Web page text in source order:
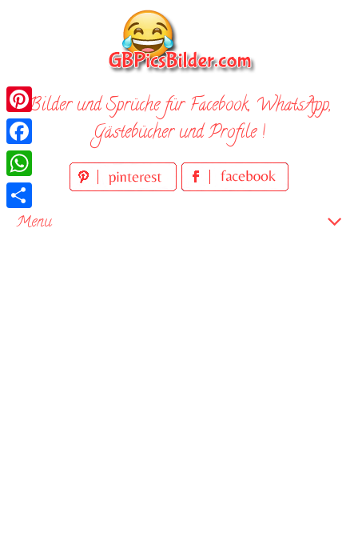
Bilder und Sprüche für Facebook, WhatsApp,
Gästebücher und Profile !
Menu
Pinterest
Facebook
WhatsApp
Teilen